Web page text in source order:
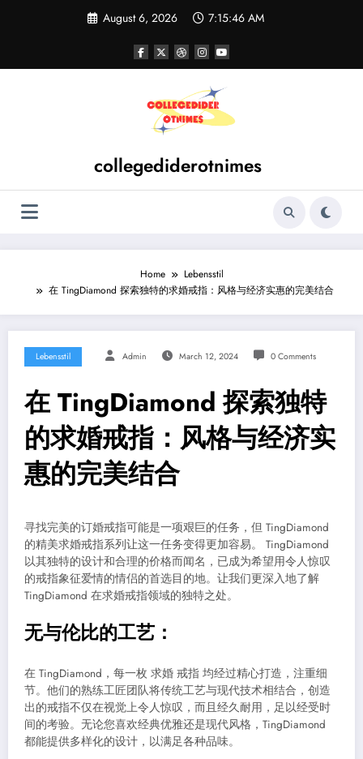
August 6, 2026 7:15:46 AM
collegediderotnimes
Home
Lebensstil
在 TingDiamond 探索独特的求婚戒指：风格与经济实惠的完美结合
Lebensstil Admin March 12, 2024 0 Comments
在 TingDiamond 探索独特
的求婚戒指：风格与经济实
惠的完美结合
寻找完美的订婚戒指可能是一项艰巨的任务，但 TingDiamond
的精美求婚戒指系列让这一任务变得更加容易。 TingDiamond
以其独特的设计和合理的价格而闻名，已成为希望用令人惊叹
的戒指象征爱情的情侣的首选目的地。让我们更深入地了解
TingDiamond 在求婚戒指领域的独特之处。
无与伦比的工艺：
在 TingDiamond，每一枚 求婚 戒指 均经过精心打造，注重细
节。他们的熟练工匠团队将传统工艺与现代技术相结合，创造
出的戒指不仅在视觉上令人惊叹，而且经久耐用，足以经受时
间的考验。无论您喜欢经典优雅还是现代风格，TingDiamond
都能提供多样化的设计，以满足各种品味。